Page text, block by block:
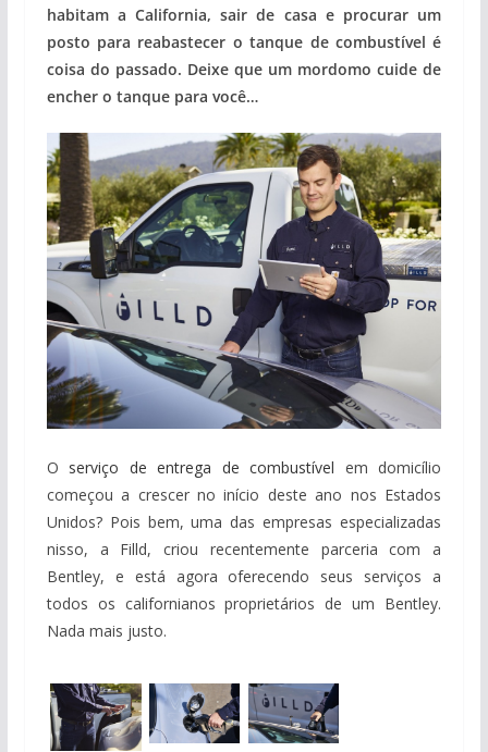
habitam a California, sair de casa e procurar um
posto para reabastecer o tanque de combustível é
coisa do passado. Deixe que um mordomo cuide de
encher o tanque para você…
O serviço de entrega de combustível em domicílio
começou a crescer no início deste ano nos Estados
Unidos? Pois bem, uma das empresas especializadas
nisso, a Filld, criou recentemente parceria com a
Bentley, e está agora oferecendo seus serviços a
todos os californianos proprietários de um Bentley.
Nada mais justo.